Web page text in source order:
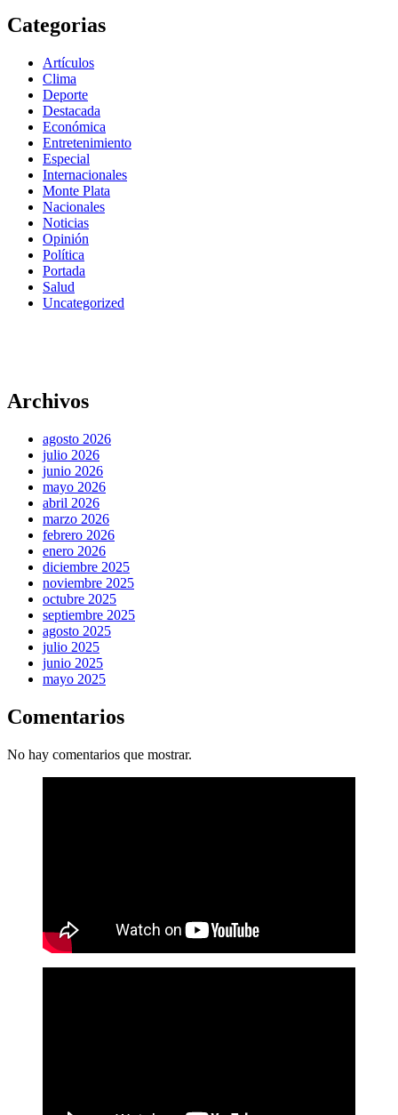
Categorias
Artículos
Clima
Deporte
Destacada
Económica
Entretenimiento
Especial
Internacionales
Monte Plata
Nacionales
Noticias
Opinión
Política
Portada
Salud
Uncategorized
Archivos
agosto 2026
julio 2026
junio 2026
mayo 2026
abril 2026
marzo 2026
febrero 2026
enero 2026
diciembre 2025
noviembre 2025
octubre 2025
septiembre 2025
agosto 2025
julio 2025
junio 2025
mayo 2025
Comentarios
No hay comentarios que mostrar.